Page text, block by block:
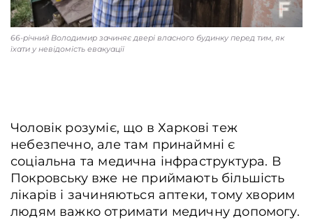
66-річний Володимир зачиняє двері власного будинку перед тим, як
їхати у невідомість евакуації
Чоловік розуміє, що в Харкові теж
небезпечно, але там принаймні є
соціальна та медична інфраструктура. В
Покровську вже не приймають більшість
лікарів і зачиняються аптеки, тому хворим
людям важко отримати медичну допомогу.